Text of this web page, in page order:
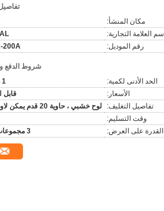
مكان المنشأ:
اسم العلامة التجارية:
رقم الموديل:
200A
شروط الدفع
الحد الأدنى لكمية:
1 مجموعة
الأسعار:
قابل
تفاصيل التغليف:
لوح خشبي ، حاوية 20 قدم يمكن لاود 2sets
وقت التسليم:
القدرة على العرض:
3 مجموعات شهريا